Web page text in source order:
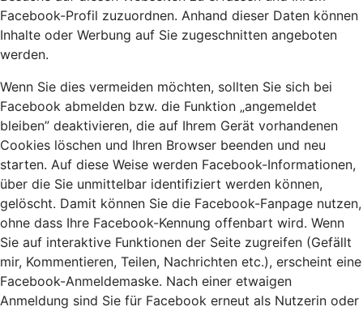
Facebook-Profil zuzuordnen. Anhand dieser Daten können
Inhalte oder Werbung auf Sie zugeschnitten angeboten
werden.
Wenn Sie dies vermeiden möchten, sollten Sie sich bei
Facebook abmelden bzw. die Funktion „angemeldet
bleiben” deaktivieren, die auf Ihrem Gerät vorhandenen
Cookies löschen und Ihren Browser beenden und neu
starten. Auf diese Weise werden Facebook-Informationen,
über die Sie unmittelbar identifiziert werden können,
gelöscht. Damit können Sie die Facebook-Fanpage nutzen,
ohne dass Ihre Facebook-Kennung offenbart wird. Wenn
Sie auf interaktive Funktionen der Seite zugreifen (Gefällt
mir, Kommentieren, Teilen, Nachrichten etc.), erscheint eine
Facebook-Anmeldemaske. Nach einer etwaigen
Anmeldung sind Sie für Facebook erneut als Nutzerin oder